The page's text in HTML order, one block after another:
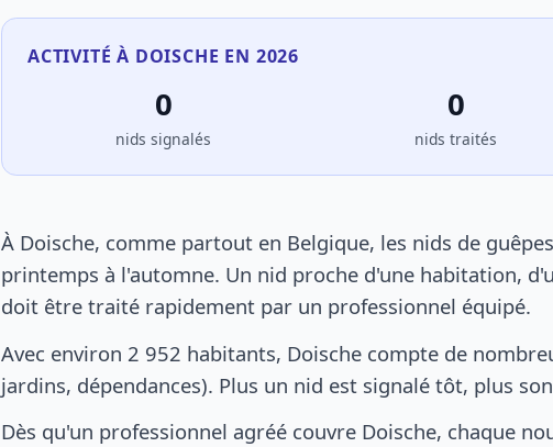
ACTIVITÉ À DOISCHE EN 2026
0
nids signalés
0
nids traités
À Doische, comme partout en Belgique, les nids de
printemps à l'automne. Un nid proche d'une habitation,
doit être traité rapidement par un professionnel équipé.
Avec environ 2 952 habitants, Doische compte de
jardins, dépendances). Plus un nid est signalé tôt, plus
Dès qu'un professionnel agréé couvre Doische, chaque